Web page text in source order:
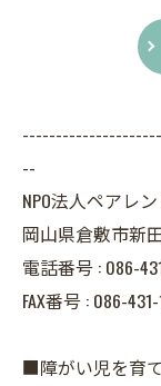
--
NPO法人ペアレ
岡山県倉敷市新
電話番号 : 086-
FAX番号 : 086-431-
■障がい児を育